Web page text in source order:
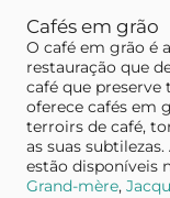
Cafés em grão
O café em grão é
restauração que
café que preserve
oferece cafés em
terroirs de café,
as suas
estão disponíveis
Grand-mère,